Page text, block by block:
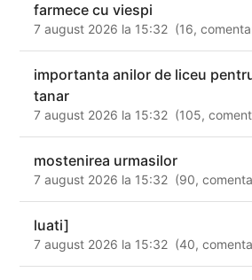
farmece cu viespi
7 august 2026 la 15:32 (16,
importanta anilor de liceu
tanar
7 august 2026 la 15:32 (105,
mostenirea urmasilor
7 august 2026 la 15:32 (90,
luati]
7 august 2026 la 15:32 (40,